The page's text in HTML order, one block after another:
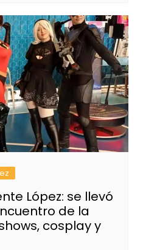
López: se llevó
de la
cosplay y